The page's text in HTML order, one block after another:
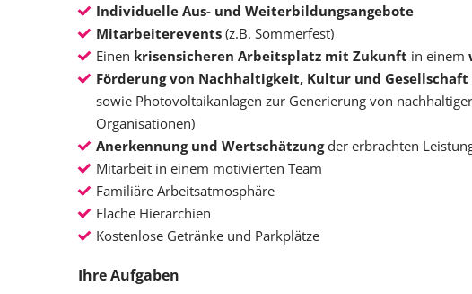
Individuelle Aus- und Weiterbildungsangebote
Mitarbeiterevents (z.B. Sommerfest)
Einen krisensicheren Arbeitsplatz mit Zukunft in einem
Förderung von Nachhaltigkeit, Kultur und Gesellschaft
sowie Photovoltaikanlagen zur Generierung von
Organisationen)
Anerkennung und Wertschätzungder erbrachten
Mitarbeit in einem motivierten Team
Familiäre Arbeitsatmosphäre
Flache Hierarchien
Kostenlose Getränke und Parkplätze
Ihre Aufgaben